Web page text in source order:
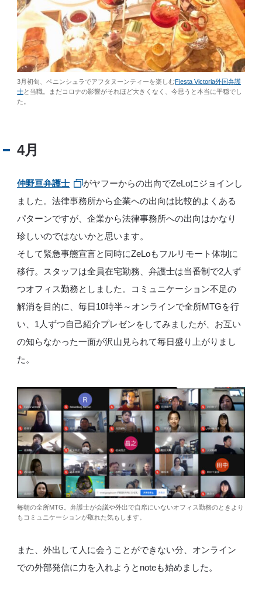
3月初旬、ペニンシュラでアフタヌーンティーを楽しむFiesta Victoria外国弁護
士と当職。まだコロナの影響がそれほど大きくなく、今思うと本当に平穏でし
た。
4月
仲野亘弁護士
がヤフーからの出向でZeLoにジョインし
ました。法律事務所から企業への出向は比較的よくある
パターンですが、企業から法律事務所への出向はかなり
珍しいのではないかと思います。
そして緊急事態宣言と同時にZeLoもフルリモート体制に
移行。スタッフは全員在宅勤務、弁護士は当番制で2人ず
つオフィス勤務としました。コミュニケーション不足の
解消を目的に、毎日10時半～オンラインで全所MTGを行
い、1人ずつ自己紹介プレゼンをしてみましたが、お互い
の知らなかった一面が沢山見られて毎日盛り上がりまし
た。
毎朝の全所MTG。弁護士が会議や外出で自席にいないオフィス勤務のときより
もコミュニケーションが取れた気もします。
また、外出して人に会うことができない分、オンライン
での外部発信に力を入れようとnoteも始めました。